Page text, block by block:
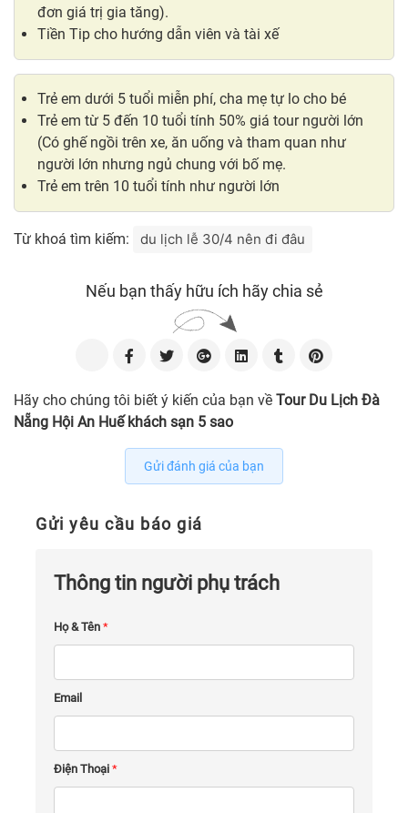
đơn giá trị gia tăng).
Tiền Tip cho hướng dẫn viên và tài xế
Trẻ em dưới 5 tuổi miễn phí, cha mẹ tự lo cho bé
Trẻ em từ 5 đến 10 tuổi tính 50% giá tour người lớn
(Có ghế ngồi trên xe, ăn uống và tham quan như
người lớn nhưng ngủ chung với bố mẹ.
Trẻ em trên 10 tuổi tính như người lớn
Từ khoá tìm kiếm: du lịch lễ 30/4 nên đi đâu
Nếu bạn thấy hữu ích hãy chia sẻ
Hãy cho chúng tôi biết ý kiến của bạn về Tour Du Lịch Đà
Nẵng Hội An Huế khách sạn 5 sao
Gửi đánh giá của bạn
Gửi yêu cầu báo giá
Thông tin người phụ trách
Họ & Tên *
Email
Điện Thoại *